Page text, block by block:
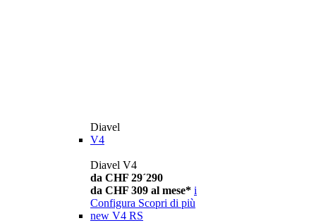
Diavel
V4
Diavel V4
da CHF 29´290
da CHF 309 al mese* i
Configura Scopri di più
new V4 RS